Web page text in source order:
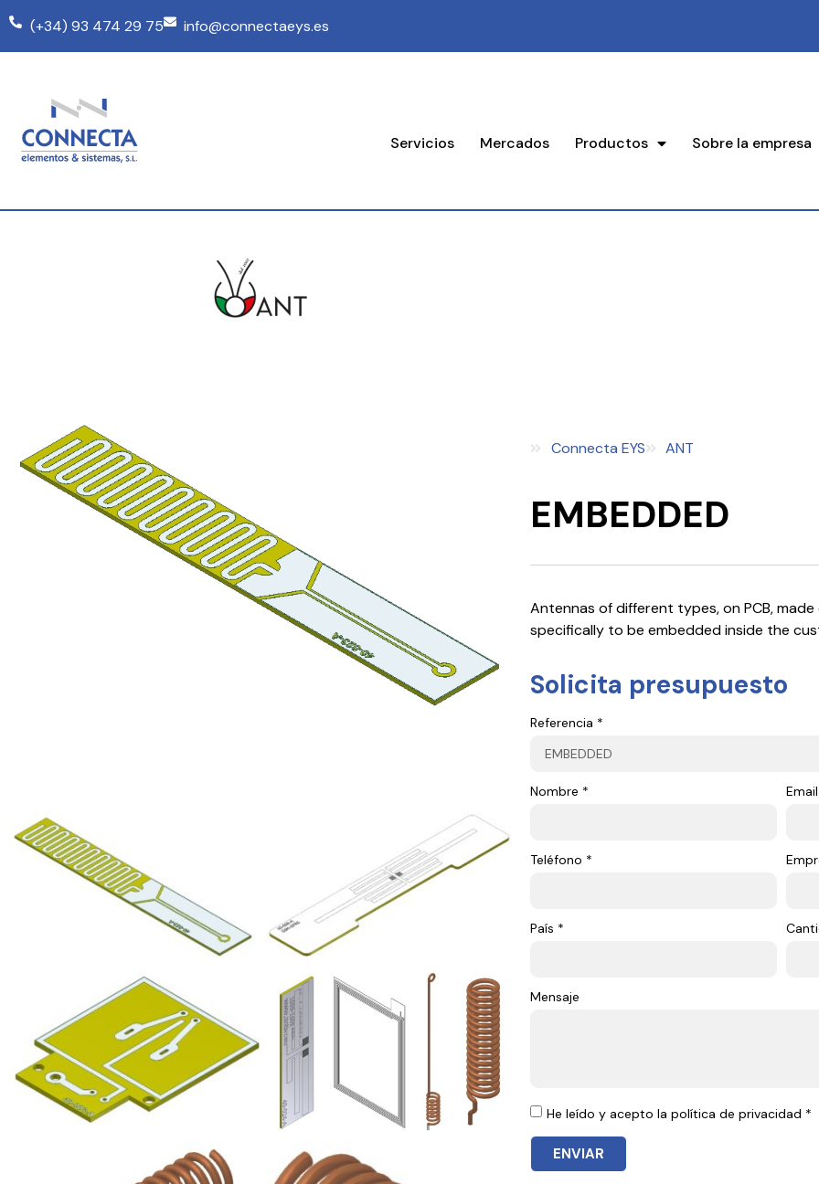
(+34) 93 474 29 75 info@connectaeys.es
Servicios Mercados Productos Sobre la empresa
Connecta EYS ANT
EMBEDDED
Antennas of different types, on PCB,
specifically to be embedded inside the
Solicita presupuesto
Referencia *
Nombre *
Teléfono *
País *
Mensaje
He leído y acepto la política de privacidad *
ENVIAR